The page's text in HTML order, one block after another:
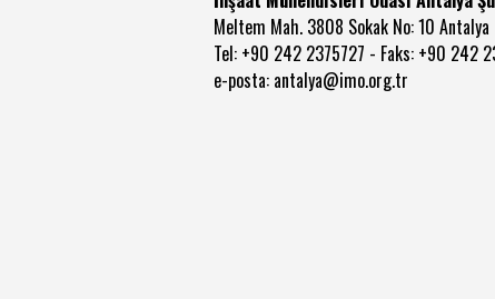
Meltem Mah. 3808 Sokak No: 10 Antalya
Tel: +90 242 2375727 - Faks: +90 242
e-posta: antalya@imo.org.tr